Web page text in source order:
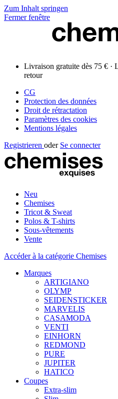
Zum Inhalt springen
Fermer fenêtre
Livraison gratuite dès 75 € ·
retour
CG
Protection des données
Droit de rétractation
Paramètres des cookies
Mentions légales
Registrieren oder Se connecter
Neu
Chemises
Tricot & Sweat
Polos & T-shirts
Sous-vêtements
Vente
Accéder à la catégorie Chemises
Marques
ARTIGIANO
OLYMP
SEIDENSTICKER
MARVELIS
CASAMODA
VENTI
EINHORN
REDMOND
PURE
JUPITER
HATICO
Coupes
Extra-slim